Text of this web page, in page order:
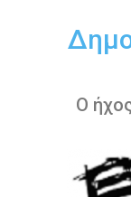
περιεχόμενο
Ο